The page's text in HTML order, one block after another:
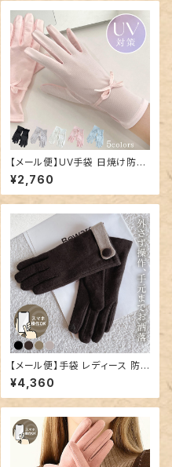
【メール便】UV手袋 日焼け防止
手袋 レディース 夏用／glove1
82
¥2,760
【メール便】手袋 レディース 防
寒 保温 裏起毛／glove190
¥4,360